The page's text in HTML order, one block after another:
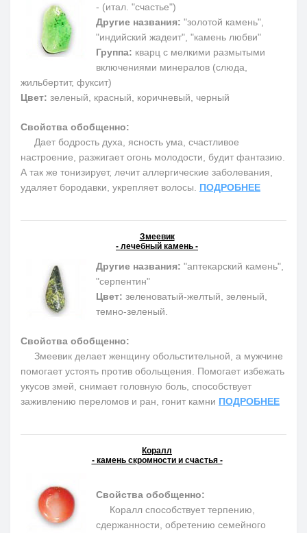
- (итал. "счастье")
Другие названия: "золотой камень",
"индийский жадеит", "камень любви"
Группа: кварц с мелкими размытыми
включениями минералов (слюда,
жильбертит, фуксит)
Цвет: зеленый, красный, коричневый, черный
Свойства обобщенно:
Дает бодрость духа, ясность ума, счастливое
настроение, разжигает огонь молодости, будит фантазию.
А так же тонизирует, лечит аллергические заболевания,
удаляет бородавки, укрепляет волосы. ПОДРОБНЕЕ
Змеевик
- лечебный камень -
Другие названия: "аптекарский камень",
"серпентин"
Цвет: зеленоватый-желтый, зеленый,
темно-зеленый.
Свойства обобщенно:
Змеевик делает женщину обольстительной, а мужчине
помогает устоять против обольщения. Помогает избежать
укусов змей, снимает головную боль, способствует
заживлению переломов и ран, гонит камни ПОДРОБНЕЕ
Коралл
- камень скромности и счастья -
Свойства обобщенно:
Коралл способствует терпению,
сдержанности, обретению семейного